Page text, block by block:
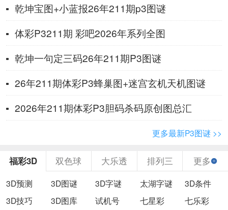
乾坤宝图+小蓝报26年211期p3图谜
体彩P3211期 彩吧2026年系列全图
乾坤一句定三码26年211期P3图谜
26年211期体彩P3蜂巢图+迷宫玄机天机图谜
2026年211期体彩P3胆码杀码原创图总汇
更多最新P3图谜 >>
福彩3D 双色球 大乐透 排列三 更多
3D预测 3D图谜 3D字谜 太湖字谜
3D条件
3D技巧
3D图库 试机号 七星彩 七乐彩